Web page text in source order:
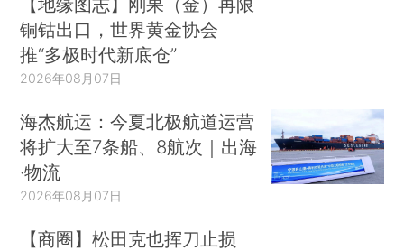
铜钴出口，世界黄金协会
推“多极时代新底仓”
2026年08月07日
海杰航运：今夏北极航道运营
将扩大至7条船、8航次｜出海
·物流
2026年08月07日
【商圈】松田克也挥刀止损